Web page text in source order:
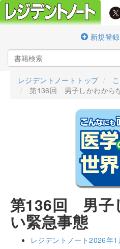
新規登録
レジデントノートトップ
第136回 男子しかわから
第136回 男子
い緊急事態
レジデントノート2026年1